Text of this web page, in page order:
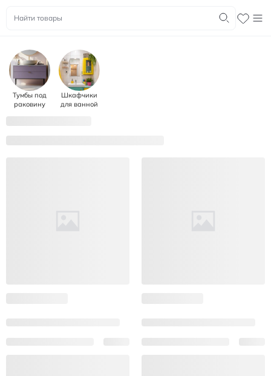
Тумбы под
раковину
Шкафчики
для ванной